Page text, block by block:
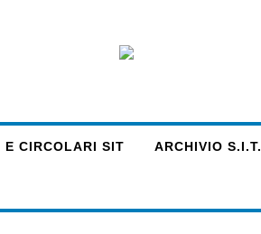
E CIRCOLARI SIT ARCHIVIO S.I.T.